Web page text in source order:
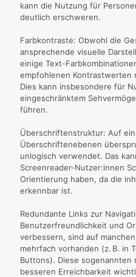
kann die Nutzung für
deutlich erschweren.
Farbkontraste: Obwohl die
ansprechende visuelle
einige Text-
empfohlenen Kontrastwerten
Dies kann insbesondere für
eingeschränktem
führen.
Überschriftenstruktur: Auf
Überschriftenebenen
unlogisch verwendet. Das
Screenreader-Nutzer:innen
Orientierung haben, da die
erkennbar ist.
Redundante Links zur
Benutzerfreundlichkeit und
verbessern, sind auf
mehrfach vorhanden (z. B. in
Buttons). Diese
besseren Erreichbarkeit